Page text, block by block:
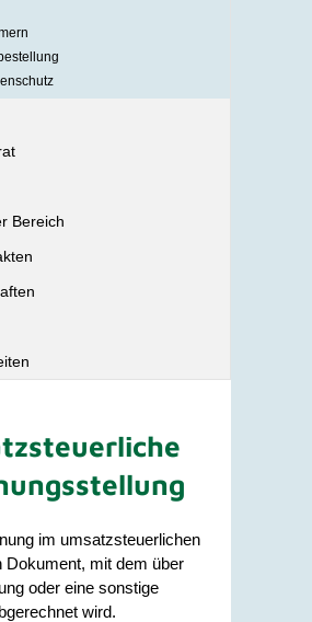
Bereich
im umsatzsteuerlichen
Dokument, mit dem über
oder eine sonstige
wird.